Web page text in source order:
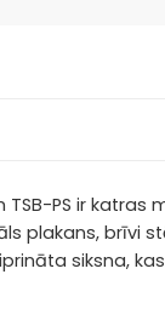
PS ir
plakans, brīvi
siksna,